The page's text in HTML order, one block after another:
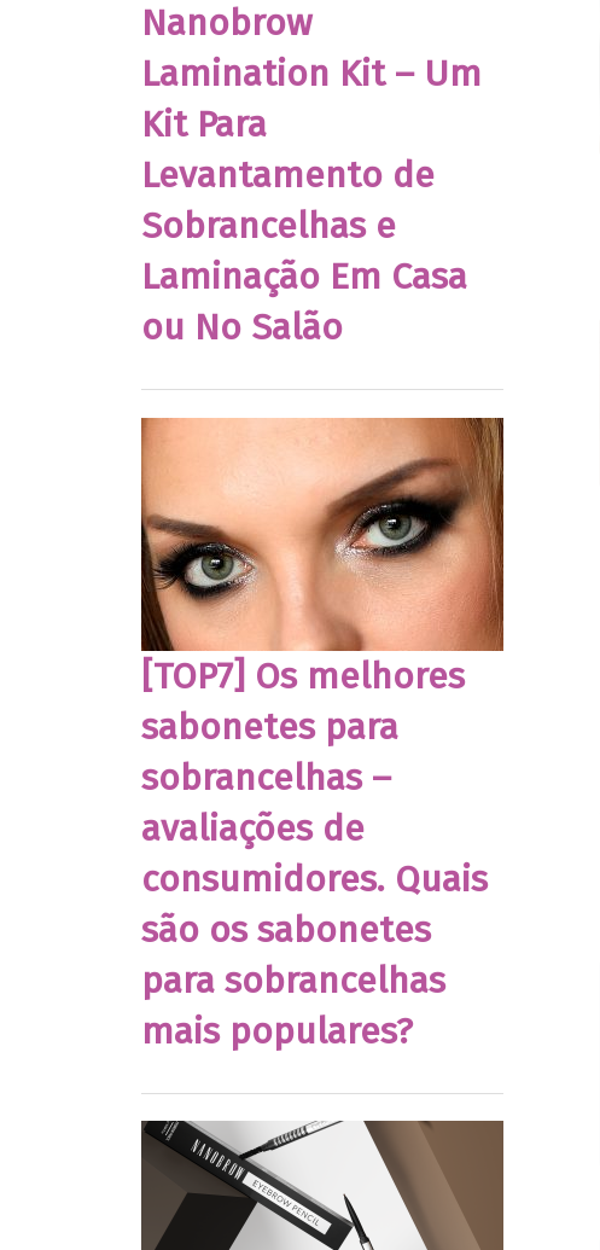
Nanobrow
Lamination Kit – Um
Kit Para
Levantamento de
Sobrancelhas e
Laminação Em Casa
ou No Salão
[TOP7] Os melhores
sabonetes para
sobrancelhas –
avaliações de
consumidores. Quais
são os sabonetes
para sobrancelhas
mais populares?